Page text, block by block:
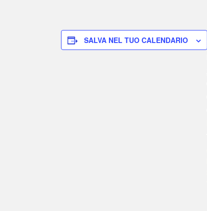
SALVA NEL TUO CALENDARIO